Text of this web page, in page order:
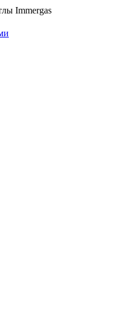
Immergas